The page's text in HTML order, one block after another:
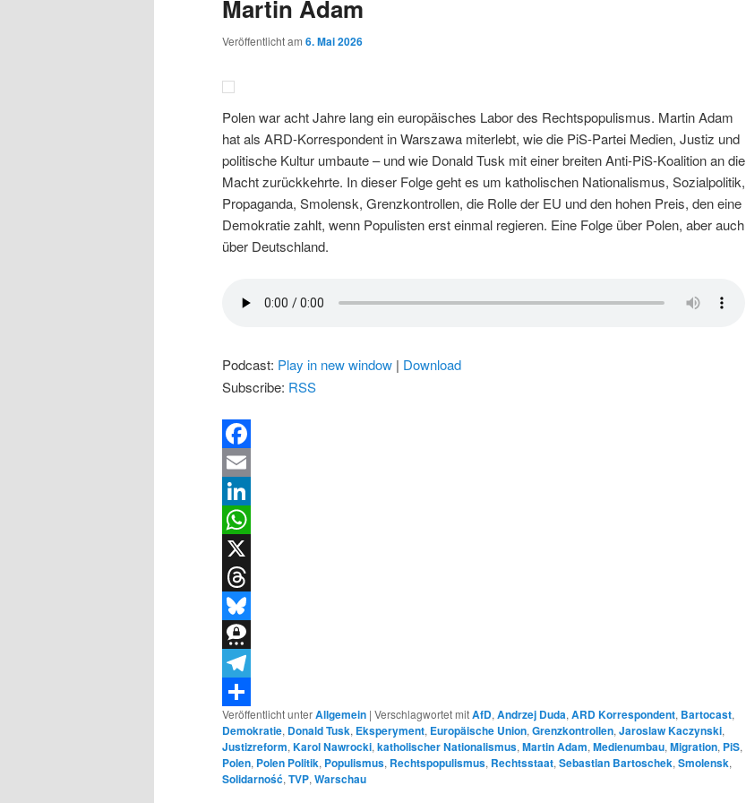
Martin Adam
Veröffentlicht am 6. Mai 2026
Polen war acht Jahre lang ein europäisches Labor des Rechtspopulismus. Martin Adam
hat als ARD-Korrespondent in Warszawa miterlebt, wie die PiS-Partei Medien, Justiz und
politische Kultur umbaute – und wie Donald Tusk mit einer breiten Anti-PiS-Koalition an die
Macht zurückkehrte. In dieser Folge geht es um katholischen Nationalismus, Sozialpolitik,
Propaganda, Smolensk, Grenzkontrollen, die Rolle der EU und den hohen Preis, den eine
Demokratie zahlt, wenn Populisten erst einmal regieren. Eine Folge über Polen, aber auch
über Deutschland.
Podcast: Play in new window | Download
Subscribe: RSS
Facebook
Email
LinkedIn
WhatsApp
X
Threads
Bluesky
Threema
Telegram
Teilen
Veröffentlicht unterAllgemein | Verschlagwortet mitAfD, Andrzej Duda, ARD Korrespondent, Bartocast,
Demokratie, Donald Tusk, Eksperyment, Europäische Union, Grenzkontrollen, Jaroslaw Kaczynski,
Justizreform, Karol Nawrocki, katholischer Nationalismus, Martin Adam, Medienumbau, Migration, PiS,
Polen, Polen Politik, Populismus, Rechtspopulismus, Rechtsstaat, Sebastian Bartoschek, Smolensk,
Solidarność, TVP, Warschau